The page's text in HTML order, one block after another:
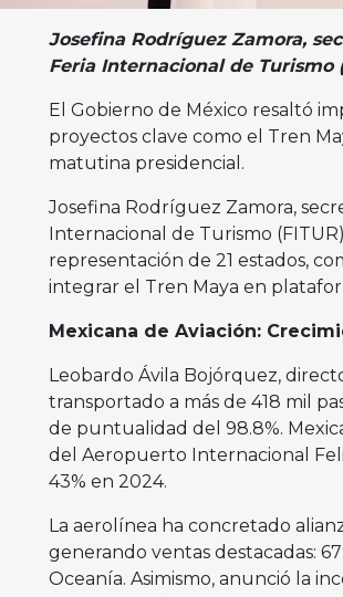
Josefina Rodríguez Zamora,
Feria Internacional de Turismo
El Gobierno de México resaltó
proyectos clave como el Tren
matutina presidencial.
Josefina Rodríguez Zamora,
Internacional de Turismo
representación de 21 estados,
integrar el Tren Maya en
Mexicana de Aviación:
Leobardo Ávila Bojórquez,
transportado a más de 418 mil
de puntualidad del 98.8%.
del Aeropuerto Internacional
43% en 2024.
La aerolínea ha concretado
generando ventas destacadas:
Oceanía. Asimismo, anunció la